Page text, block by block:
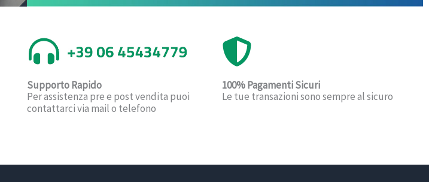
Supporto Rapido
Per assistenza pre e post vendita puoi
contattarci via mail o telefono
100% Pagamenti Sicuri
Le tue transazioni sono sempre al sicuro